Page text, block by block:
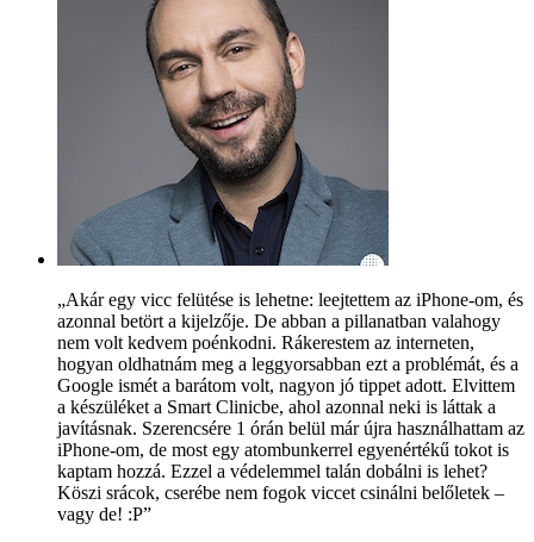
„Akár egy vicc felütése is lehetne: leejtettem az iPhone-om, és
azonnal betört a kijelzője. De abban a pillanatban valahogy
nem volt kedvem poénkodni. Rákerestem az interneten,
hogyan oldhatnám meg a leggyorsabban ezt a problémát, és a
Google ismét a barátom volt, nagyon jó tippet adott. Elvittem
a készüléket a Smart Clinicbe, ahol azonnal neki is láttak a
javításnak. Szerencsére 1 órán belül már újra használhattam az
iPhone-om, de most egy atombunkerrel egyenértékű tokot is
kaptam hozzá. Ezzel a védelemmel talán dobálni is lehet?
Köszi srácok, cserébe nem fogok viccet csinálni belőletek –
vagy de! :P”